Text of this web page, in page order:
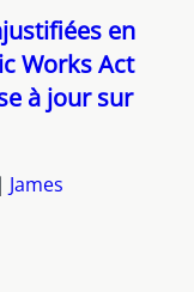
en
Works Act
à jour sur
James